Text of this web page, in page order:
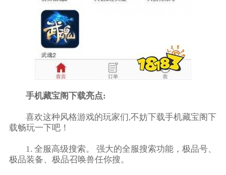
手机藏宝阁下载亮点:
喜欢这种风格游戏的玩家们,不妨下载手机藏宝阁下
载畅玩一下吧！
1. 全服高级搜索。 强大的全服搜索功能，极品号、
极品装备、极品召唤兽任你搜。